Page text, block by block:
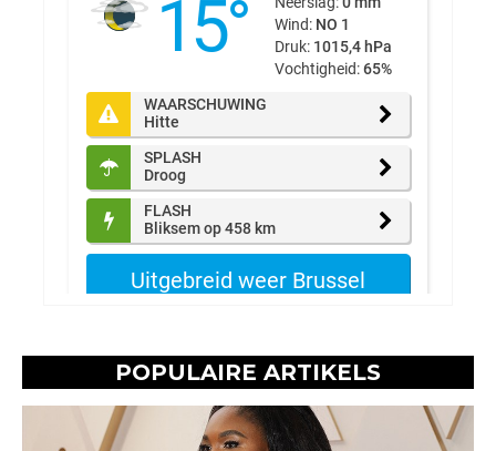
POPULAIRE ARTIKELS